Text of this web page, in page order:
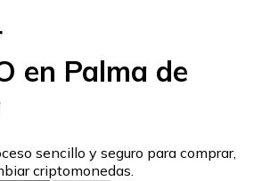
en Palma de
sencillo y seguro para comprar,
criptomonedas.